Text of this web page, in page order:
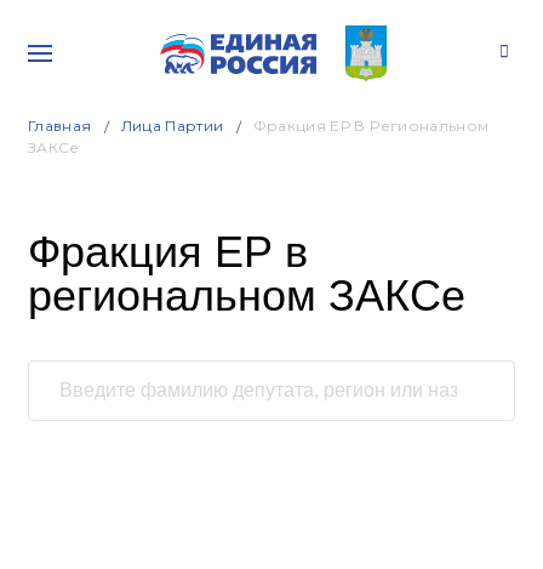
Главная Лица Партии
Фракция ЕР В Региональном
ЗАКСе
Фракция ЕР в
региональном ЗАКСе